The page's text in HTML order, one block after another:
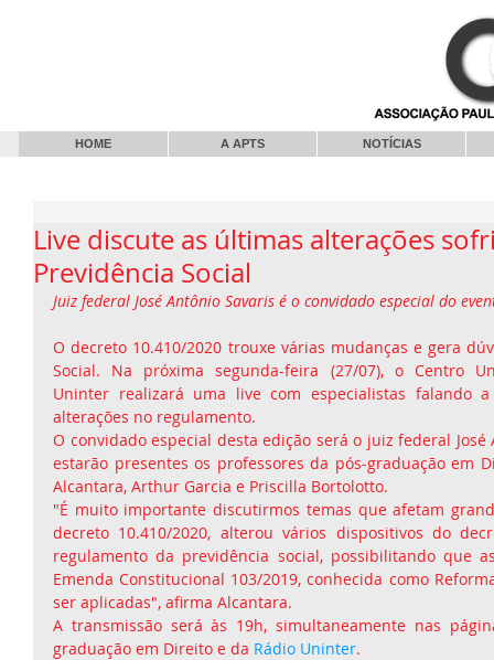
HOME A APTS NOTÍCIAS
Live discute as últimas alterações
Previdência Social
Juiz federal José Antônio Savaris é o convidado especial do
O decreto 10.410/2020 trouxe várias mudanças e gera
Social. Na próxima segunda-feira (27/07), o Centro
Uninter realizará uma live com especialistas falando
alterações no regulamento.
O convidado especial desta edição será o juiz federal José
estarão presentes os professores da pós-graduação em
Alcantara, Arthur Garcia e Priscilla Bortolotto.
"É muito importante discutirmos temas que afetam
decreto 10.410/2020, alterou vários dispositivos do
regulamento da previdência social, possibilitando que
Emenda Constitucional 103/2019, conhecida como
ser aplicadas", afirma Alcantara.
A transmissão será às 19h, simultaneamente nas
graduação em Direito e da Rádio Uninter.